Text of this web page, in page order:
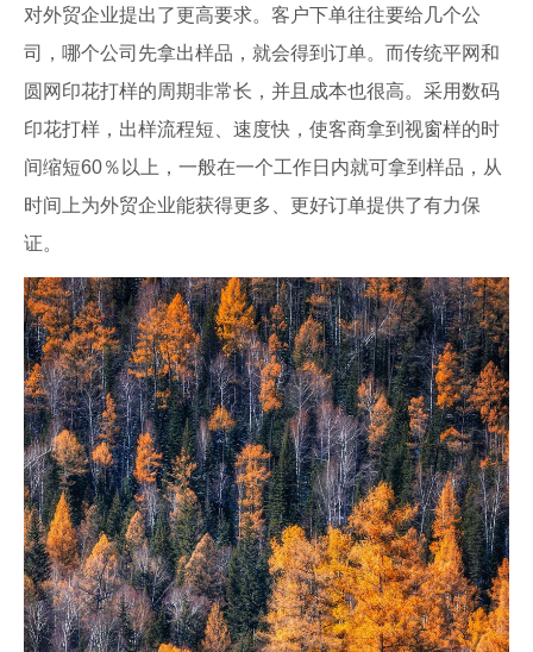
对外贸企业提出了更高要求。客户下单往往要给几个公
司，哪个公司先拿出样品，就会得到订单。而传统平网和
圆网印花打样的周期非常长，并且成本也很高。采用数码
印花打样，出样流程短、速度快，使客商拿到视窗样的时
间缩短60％以上，一般在一个工作日内就可拿到样品，从
时间上为外贸企业能获得更多、更好订单提供了有力保
证。